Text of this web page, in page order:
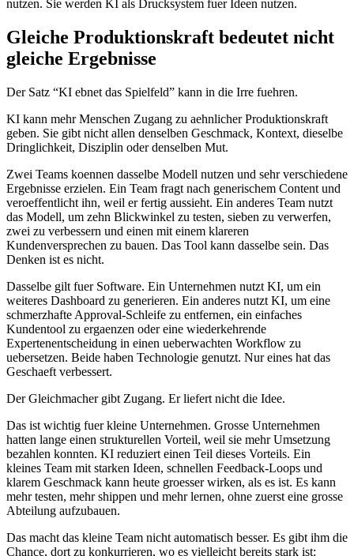
nutzen. Sie werden KI als Drucksystem fuer Ideen nutzen.
Gleiche Produktionskraft bedeutet nicht
gleiche Ergebnisse
Der Satz “KI ebnet das Spielfeld” kann in die Irre fuehren.
KI kann mehr Menschen Zugang zu aehnlicher Produktionskraft
geben. Sie gibt nicht allen denselben Geschmack, Kontext, dieselbe
Dringlichkeit, Disziplin oder denselben Mut.
Zwei Teams koennen dasselbe Modell nutzen und sehr verschiedene
Ergebnisse erzielen. Ein Team fragt nach generischem Content und
veroeffentlicht ihn, weil er fertig aussieht. Ein anderes Team nutzt
das Modell, um zehn Blickwinkel zu testen, sieben zu verwerfen,
zwei zu verbessern und einen mit einem klareren
Kundenversprechen zu bauen. Das Tool kann dasselbe sein. Das
Denken ist es nicht.
Dasselbe gilt fuer Software. Ein Unternehmen nutzt KI, um ein
weiteres Dashboard zu generieren. Ein anderes nutzt KI, um eine
schmerzhafte Approval-Schleife zu entfernen, ein einfaches
Kundentool zu ergaenzen oder eine wiederkehrende
Expertenentscheidung in einen ueberwachten Workflow zu
uebersetzen. Beide haben Technologie genutzt. Nur eines hat das
Geschaeft verbessert.
Der Gleichmacher gibt Zugang. Er liefert nicht die Idee.
Das ist wichtig fuer kleine Unternehmen. Grosse Unternehmen
hatten lange einen strukturellen Vorteil, weil sie mehr Umsetzung
bezahlen konnten. KI reduziert einen Teil dieses Vorteils. Ein
kleines Team mit starken Ideen, schnellen Feedback-Loops und
klarem Geschmack kann heute groesser wirken, als es ist. Es kann
mehr testen, mehr shippen und mehr lernen, ohne zuerst eine grosse
Abteilung aufzubauen.
Das macht das kleine Team nicht automatisch besser. Es gibt ihm die
Chance, dort zu konkurrieren, wo es vielleicht bereits stark ist: